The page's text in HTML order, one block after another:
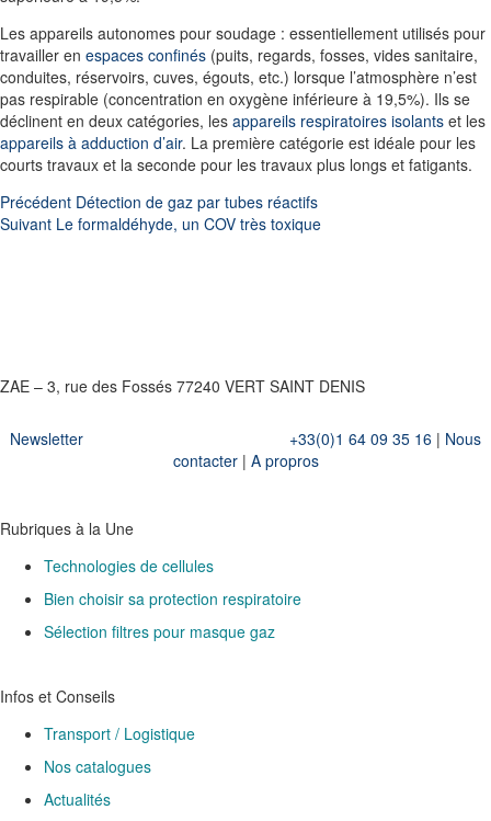
Les appareils autonomes pour soudage : essentiellement utilisés pour
travailler en espaces confinés (puits, regards, fosses, vides sanitaire,
conduites, réservoirs, cuves, égouts, etc.) lorsque l’atmosphère n’est
pas respirable (concentration en oxygène inférieure à 19,5%). Ils se
déclinent en deux catégories, les appareils respiratoires isolants et les
appareils à adduction d’air. La première catégorie est idéale pour les
courts travaux et la seconde pour les travaux plus longs et fatigants.
Précédent Détection de gaz par tubes réactifs
Suivant Le formaldéhyde, un COV très toxique
ZAE – 3, rue des Fossés 77240 VERT SAINT DENIS
Newsletter +33(0)1 64 09 35 16 | Nous
contacter| A propros
Rubriques à la Une
Technologies de cellules
Bien choisir sa protection respiratoire
Sélection filtres pour masque gaz
Infos et Conseils
Transport / Logistique
Nos catalogues
Actualités